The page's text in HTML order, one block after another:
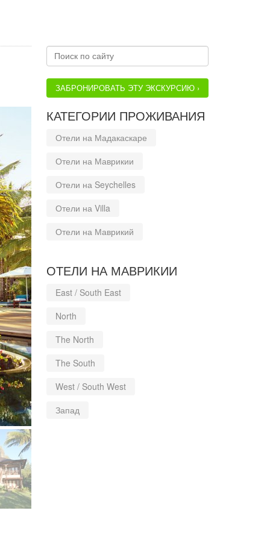
ЗАБРОНИРОВАТЬ ЭТУ ЭКСКУРСИЮ ›
КАТЕГОРИИ ПРОЖИВАНИЯ
Отели на Мадакаскаре
Отели на Маврикии
Отели на Seychelles
Отели на Villa
Отели на Маврикий
ОТЕЛИ НА МАВРИКИИ
East / South East
North
The North
The South
West / South West
Запад